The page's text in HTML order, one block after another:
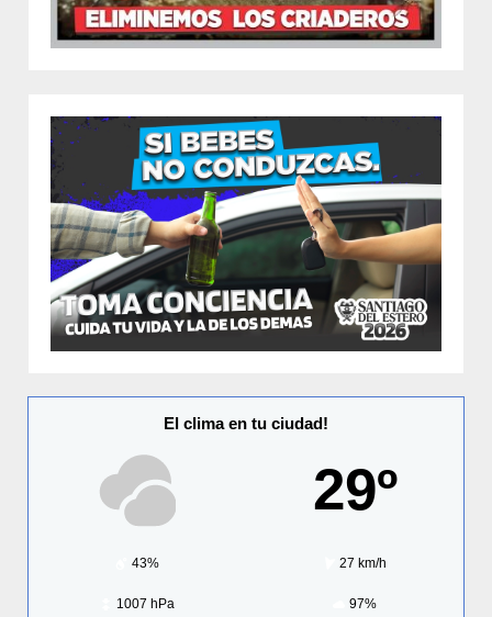
El clima en tu ciudad!
29º
43% 27 km/h
1007 hPa 97%